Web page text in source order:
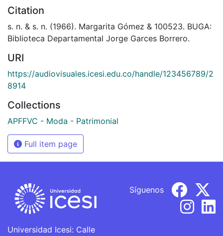
Citation
s. n. & s. n. (1966). Margarita Gómez & 100523. BUGA:
Biblioteca Departamental Jorge Garces Borrero.
URI
https://audiovisuales.icesi.edu.co/handle/123456789/2
8914
Collections
APFFVC - Moda - Patrimonial
Full item page
Universidad Icesi: Calle
Síguenos